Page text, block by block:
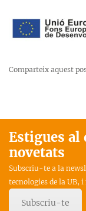
Comparteix aquest
Estigues al
novetats
Subscriu-te a la
tecnologies de la UB,
Subscriu-te